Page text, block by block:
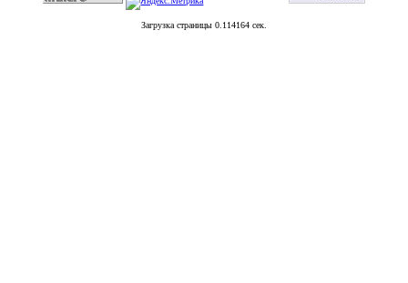
Загрузка страницы 0.114164 сек.